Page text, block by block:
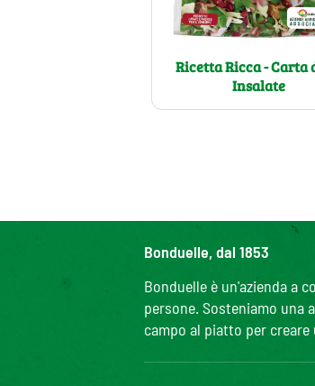
Ricetta Ricca - Carta
Insalate
Bonduelle, dal 1853
Bonduelle è un'azienda a
persone. Sosteniamo
campo al piatto per